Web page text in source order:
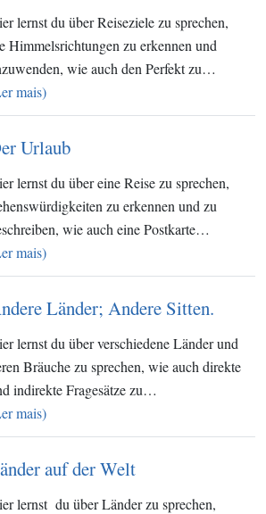
lernst du über Reiseziele zu sprechen,
Himmelsrichtungen zu erkennen und
wie auch den Perfekt zu…
mais)
Urlaub
lernst du über eine Reise zu sprechen,
zu erkennen und zu
wie auch eine Postkarte…
mais)
Länder; Andere Sitten.
lernst du über verschiedene Länder und
Bräuche zu sprechen, wie auch direkte
indirekte Fragesätze zu…
mais)
auf der Welt
lernst du über Länder zu sprechen,